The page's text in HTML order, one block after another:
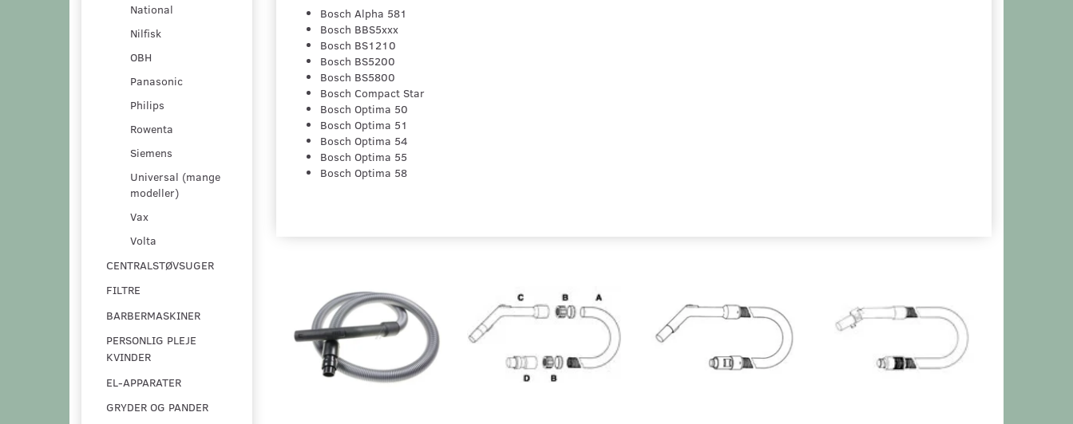
National
Nilfisk
OBH
Panasonic
Philips
Rowenta
Siemens
Universal (mange
modeller)
Vax
Volta
CENTRALSTØVSUGER
FILTRE
BARBERMASKINER
PERSONLIG PLEJE
KVINDER
EL-APPARATER
GRYDER OG PANDER
Bosch Alpha 581
Bosch BBS5xxx
Bosch BS1210
Bosch BS5200
Bosch BS5800
Bosch Compact Star
Bosch Optima 50
Bosch Optima 51
Bosch Optima 54
Bosch Optima 55
Bosch Optima 58